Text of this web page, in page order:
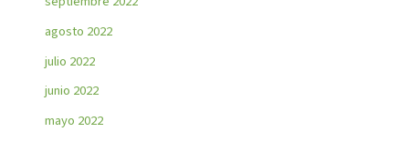
agosto 2022
julio 2022
junio 2022
mayo 2022